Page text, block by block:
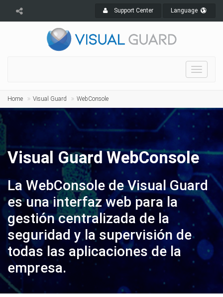
Support Center Language
Toggle
Home Visual Guard WebConsole
Visual Guard WebConsole
La WebConsole de Visual Guard
es una interfaz web para la
gestión centralizada de la
seguridad y la supervisión de
todas las aplicaciones de la
empresa.